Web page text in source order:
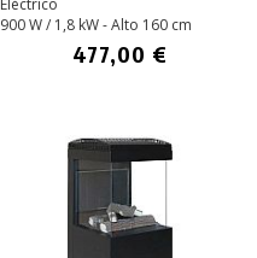
900 W / 1,8 kW - Alto 160 cm
477,00 €